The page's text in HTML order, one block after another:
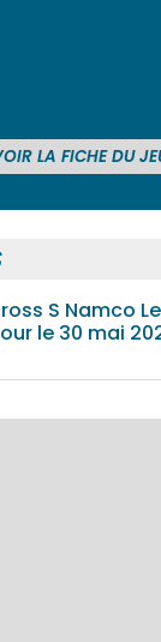
LA FICHE DU
S Namco
le 30 mai